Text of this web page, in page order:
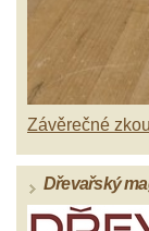
Závěrečné
Dřevařský